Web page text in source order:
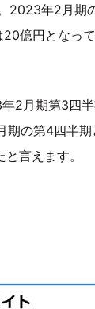
2023年2月期
億円となっ
2月期第3四
の第4四半
言えます。